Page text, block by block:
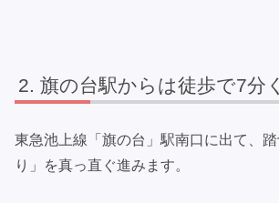
旗の台駅からは徒歩で7分
東急池上線「旗の台」駅南口に出て、
り」を真っ直ぐ進みます。